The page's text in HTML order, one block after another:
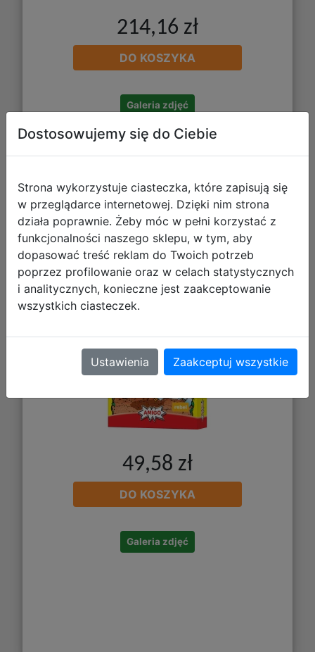
214,16 zł
DO KOSZYKA
Galeria zdjęć
Fasolki
49,58 zł
DO KOSZYKA
Galeria zdjęć
Dostosowujemy się do Ciebie
Strona wykorzystuje ciasteczka, które zapisują się
w przeglądarce internetowej. Dzięki nim strona
działa poprawnie. Żeby móc w pełni korzystać z
funkcjonalności naszego sklepu, w tym, aby
dopasować treść reklam do Twoich potrzeb
poprzez profilowanie oraz w celach statystycznych
i analitycznych, konieczne jest zaakceptowanie
wszystkich ciasteczek.
Ustawienia Zaakceptuj wszystkie